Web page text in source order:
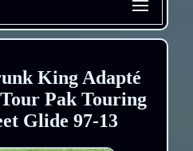
King Adapté
Pak Touring
Glide 97-13